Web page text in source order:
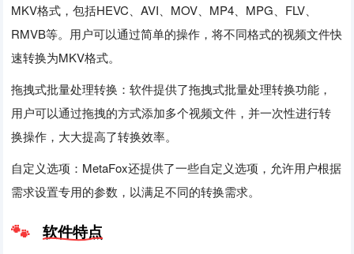
MKV格式，包括HEVC、AVI、MOV、MP4、MPG、FLV、
RMVB等。用户可以通过简单的操作，将不同格式的视频文件快
速转换为MKV格式。
拖拽式批量处理转换：软件提供了拖拽式批量处理转换功能，
用户可以通过拖拽的方式添加多个视频文件，并一次性进行转
换操作，大大提高了转换效率。
自定义选项：MetaFox还提供了一些自定义选项，允许用户根据
需求设置专用的参数，以满足不同的转换需求。
软件特点